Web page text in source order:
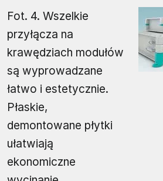
Fot. 4. Wszelkie
przyłącza na
krawędziach modułów
są wyprowadzane
łatwo i estetycznie.
Płaskie,
demontowane płytki
ułatwiają
ekonomiczne